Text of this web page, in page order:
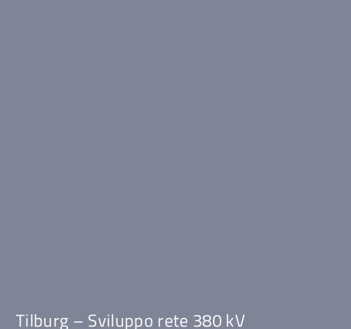
Tilburg – Sviluppo rete 380 kV